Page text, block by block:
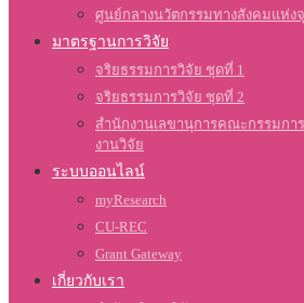
ศูนย์กลางนวัตกรรมทางสังคมแห่งจุ
มาตรฐานการวิจัย
จริยธรรมการวิจัย ชุดที่ 1
จริยธรรมการวิจัย ชุดที่ 2
สำนักงานเลขานุการคณะกรรมกา
งานวิจัย
ระบบออนไลน์
myResearch
CU-REC
Grant Gateway
เกี่ยวกับเรา